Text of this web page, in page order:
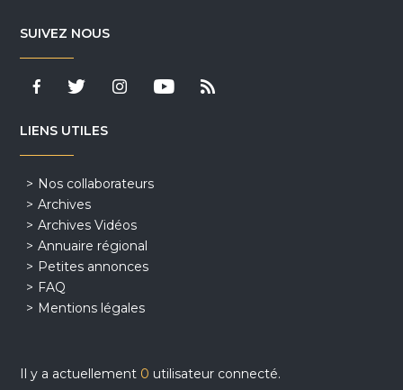
SUIVEZ NOUS
LIENS UTILES
Nos collaborateurs
Archives
Archives Vidéos
Annuaire régional
Petites annonces
FAQ
Mentions légales
Il y a actuellement 0 utilisateur connecté.